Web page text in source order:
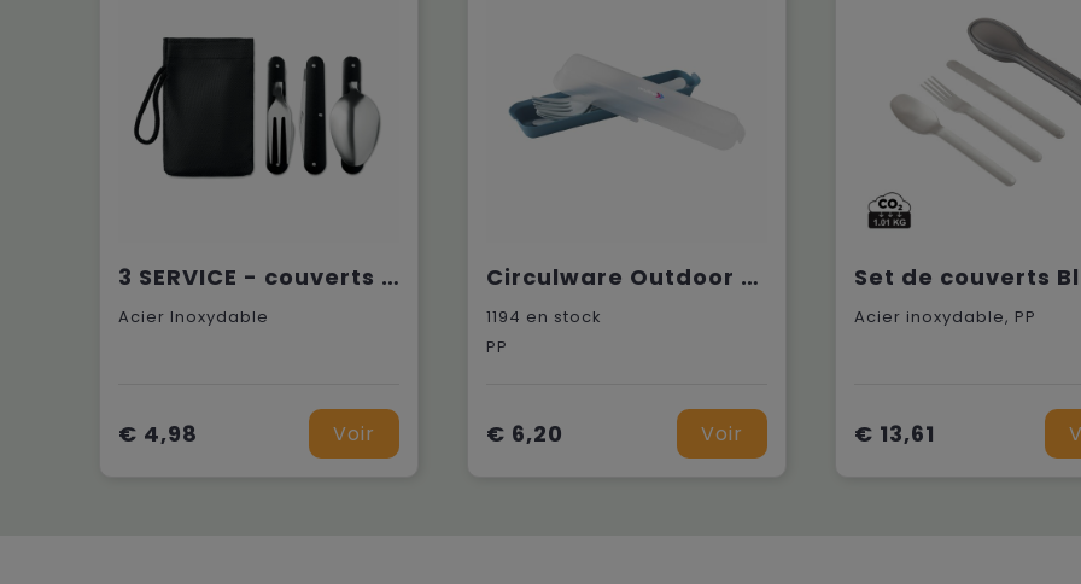
3 SERVICE - couverts de camping
Acier Inoxydable
€ 4,98 Voir
Circulware Outdoor 6-piece Ensemble de couverts
1194 en stock
PP
€ 6,20 Voir
Acier inoxydable, PP
€ 13,61